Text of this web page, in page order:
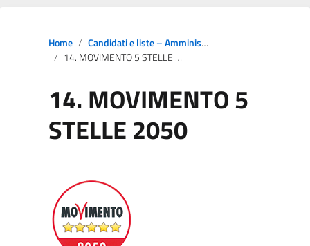
Home
Candidati e liste – Amministrative
14. MOVIMENTO 5 STELLE 2050
14. MOVIMENTO 5
STELLE 2050